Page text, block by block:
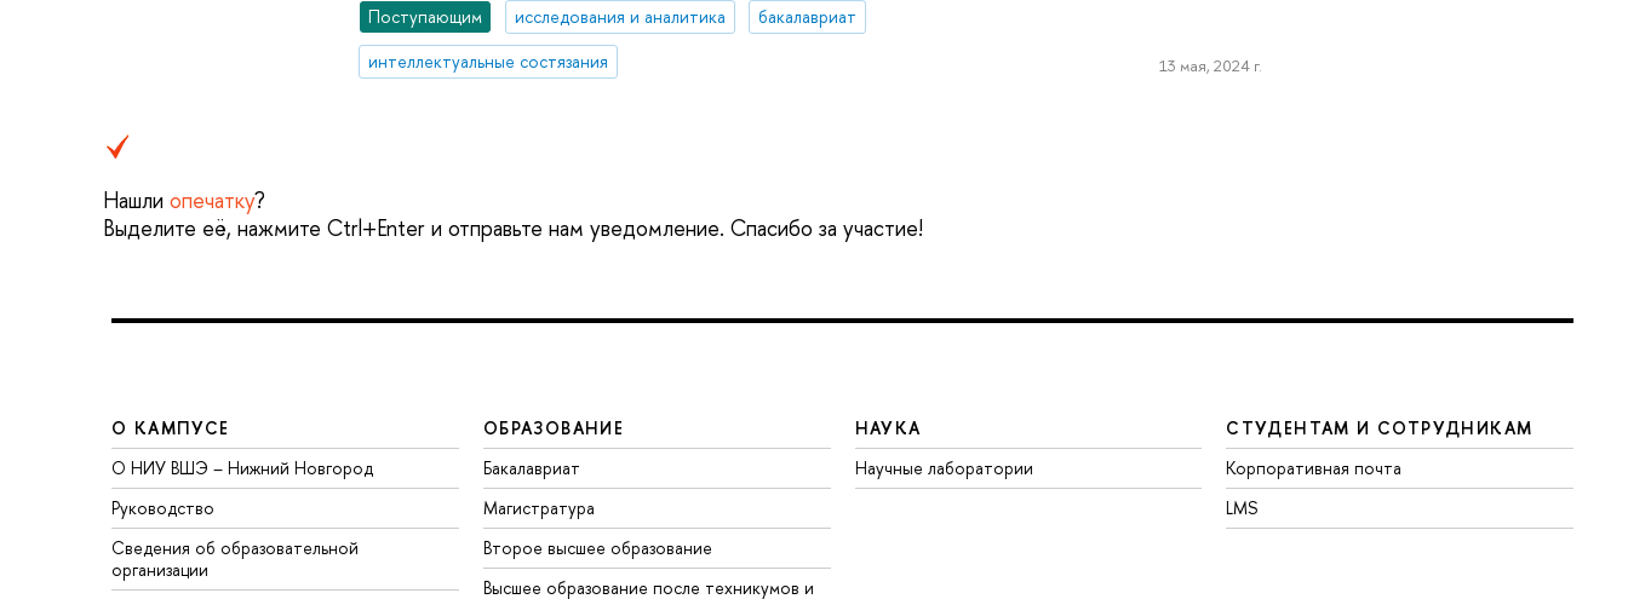
Поступающим исследования и аналитика
бакалавриат
интеллектуальные состязания
13 мая, 2024 г.
Нашли опечатку?
Выделите её, нажмите Ctrl+Enter и отправьте нам уведомление. Спасибо за участие!
О КАМПУСЕ
О НИУ ВШЭ – Нижний Новгород
Руководство
Сведения об образовательной
организации
ОБРАЗОВАНИЕ
Бакалавриат
Магистратура
Второе высшее образование
Высшее образование после техникумов и
НАУКА
Научные лаборатории
СТУДЕНТАМ И СОТРУДНИКАМ
Корпоративная почта
LMS